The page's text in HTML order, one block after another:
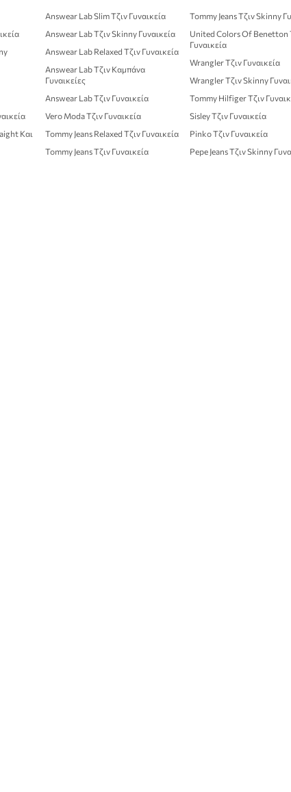
Και
Answear Lab Slim Τζιν Γυναικεία
Answear Lab Τζιν Skinny Γυναικεία
Answear Lab Relaxed Τζιν Γυναικεία
Answear Lab Τζιν Καμπάνα
Γυναικείες
Answear Lab Τζιν Γυναικεία
Vero Moda Τζιν Γυναικεία
Tommy Jeans Relaxed Τζιν Γυναικεία
Tommy Jeans Τζιν Γυναικεία
Tommy Jeans Τζιν Skinny
United Colors Of Benetton
Γυναικεία
Wrangler Τζιν Γυναικεία
Wrangler Τζιν Skinny
Tommy Hilfiger Τζιν
Sisley Τζιν Γυναικεία
Pinko Τζιν Γυναικεία
Pepe Jeans Τζιν Skinny